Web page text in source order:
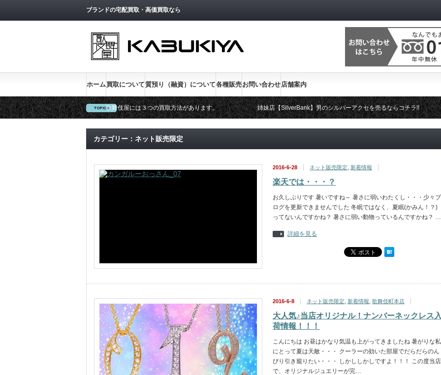
ブランドの宅配買取・高価買取なら
ホーム買取について質預り（融資）について各種販売お問い合わせ店舗案内
歌舞伎屋には３つの買取方法があります。
姉妹店【SilverBank】男のシルバーアクセを売るならコチラ!!
新宿低利息No.1、金利１％実施中
カテゴリー：ネット販売限定
2016-6-28 ネット販売限定 新着情報
楽天では・・・？
お久しぶりです 暑いですね～ 暑さに弱いわたくし・・・少々ブ
ログを更新できませんでした 冬眠ではなく、夏眠(かみん！？)
ってないんですかね？ 暑さに弱い動物っているんですかね？ …
詳細を見る
2016-6-8 ネット販売限定 新着情報 歌舞伎町本店
大人気♪当店オリジナル！ナンバーネックレス
荷情報！！！
こんにちは お昼はかなり気温も上がってきましたね 暑がりな私
にとって夏は天敵・・・ クーラーの効いた部屋でだらだらのん
びり引き籠りたい・・・ しかししかしですよ！！！ この度当店
で、オリジナルジュエリーが完…
トップページへ戻る